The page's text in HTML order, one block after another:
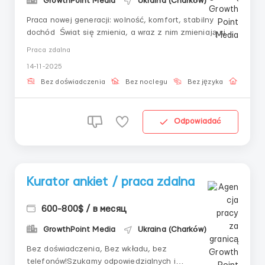
Praca nowej generacji: wolność, komfort, stabilny
dochód Świat się zmienia, a wraz z nim zmieniają się
zawodowym a osobistym. . Wybór: pracuj w dogodnym
czasie. . Komfort: twórz ideal...
Praca zdalna
14-11-2025
Bez doświadczenia Bez noclegu Bez języka
Odpowiadać
Kurator ankiet / praca zdalna
600-800$ / в месяц
GrowthPoint Media Ukraina (Charków)
Bez doświadczenia, Bez wkładu, bez
telefonów!Szukamy odpowiedzialnych i